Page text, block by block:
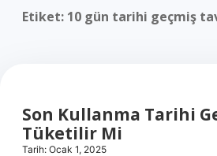
Politikası
Etiket: 10 gün tarihi geçmiş
Son Kullanma Tarihi
Tüketilir Mi
Tarih: Ocak 1, 2025